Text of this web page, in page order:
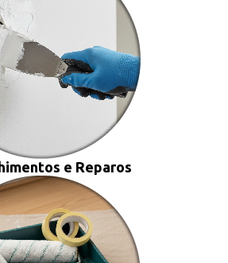
e Reparos